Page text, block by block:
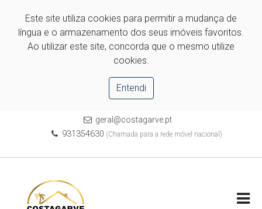
Este site utiliza cookies para permitir a mudança de
língua e o armazenamento dos seus imóveis favoritos.
Ao utilizar este site, concorda que o mesmo utilize
cookies.
Entendi
geral@costagarve.pt
931354630 (Chamada para a rede móvel nacional)